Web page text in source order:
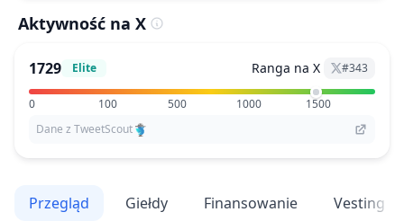
Aktywność na X
1729 Elite Ranga na X #343
0 100 500 1000
1500
Dane z TweetScout
Przegląd Giełdy Finansowanie Vesting